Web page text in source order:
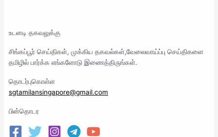
உடனடி தகவலுக்கு
சிங்கப்பூர் செய்திகள், முக்கிய தகவல்கள்,வேலைவாய்ப்பு செய்திகளை
தமிழில் பார்க்க எங்களோடு இணைத்திருங்கள்.
தொடர்புகொள்ள
sgtamilansingapore@gmail.com
பின்தொடர